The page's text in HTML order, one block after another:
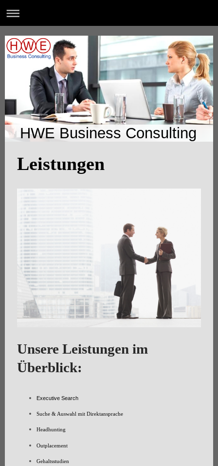
HWE Business Consulting
Leistungen
Unsere Leistungen im
Überblick:
Executive Search
Suche & Auswahl mit Direktansprache
Headhunting
Outplacement
Gehaltsstudien